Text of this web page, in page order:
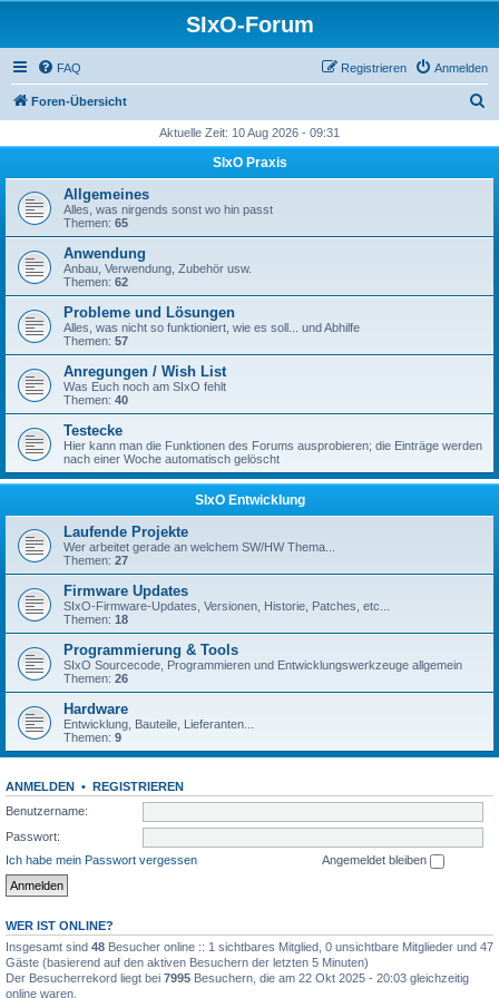
SIxO-Forum
FAQ Anmelden
Registrieren
Foren-Übersicht
h
Aktuelle Zeit: 10 Aug 2026 - 09:31
SIxO Praxis
Allgemeines
Alles, was nirgends sonst wo hin passt
Themen: 65
Anwendung
Anbau, Verwendung, Zubehör usw.
Themen: 62
Probleme und Lösungen
Alles, was nicht so funktioniert, wie es soll... und Abhilfe
Themen: 57
Anregungen / Wish List
Was Euch noch am SIxO fehlt
Themen: 40
Testecke
Hier kann man die Funktionen des Forums ausprobieren; die Einträge werden
nach einer Woche automatisch gelöscht
SIxO Entwicklung
Laufende Projekte
Wer arbeitet gerade an welchem SW/HW Thema...
Themen: 27
Firmware Updates
SIxO-Firmware-Updates, Versionen, Historie, Patches, etc...
Themen: 18
Programmierung & Tools
SIxO Sourcecode, Programmieren und Entwicklungswerkzeuge allgemein
Themen: 26
Hardware
Entwicklung, Bauteile, Lieferanten...
Themen: 9
ANMELDEN • REGISTRIEREN
Benutzername:
Passwort:
Ich habe mein Passwort vergessen
Angemeldet bleiben
WER IST ONLINE?
Insgesamt sind 48 Besucher online :: 1 sichtbares Mitglied, 0 unsichtbare Mitglieder und 47
Gäste (basierend auf den aktiven Besuchern der letzten 5 Minuten)
Der Besucherrekord liegt bei 7995 Besuchern, die am 22 Okt 2025 - 20:03 gleichzeitig
online waren.